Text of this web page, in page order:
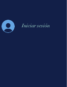
Iniciar sesión